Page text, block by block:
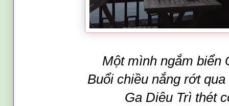
Một mình ngắm biển
Buổi chiều nắng rớt
Ga Diêu Trì thét